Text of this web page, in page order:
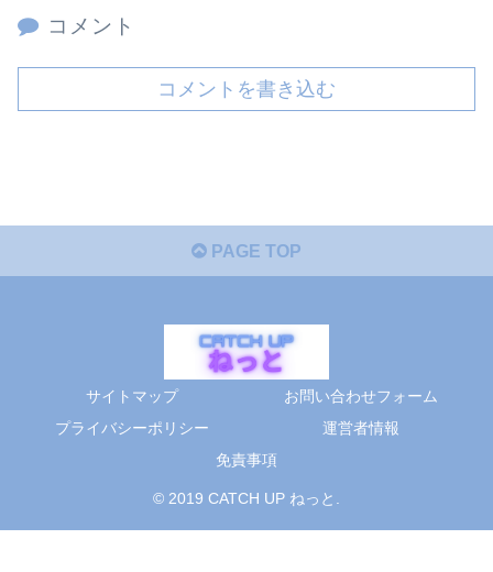
コメント
コメントを書き込む
PAGE TOP
サイトマップ
お問い合わせフォーム
プライバシーポリシー
運営者情報
免責事項
© 2019 CATCH UP ねっと.